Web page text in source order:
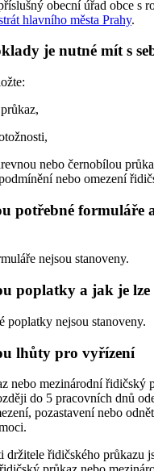
obecní úřad obce s
hlavního města Prahy.
je nutné mít s
nebo černobílou
nebo omezení
potřebné formuláře
nejsou stanoveny.
poplatky a jak je
poplatky nejsou stanoveny.
lhůty pro vyřízení
nebo mezinárodní řidičský
do 5 pracovních dnů
pozastavení nebo
držitele řidičského průkazu